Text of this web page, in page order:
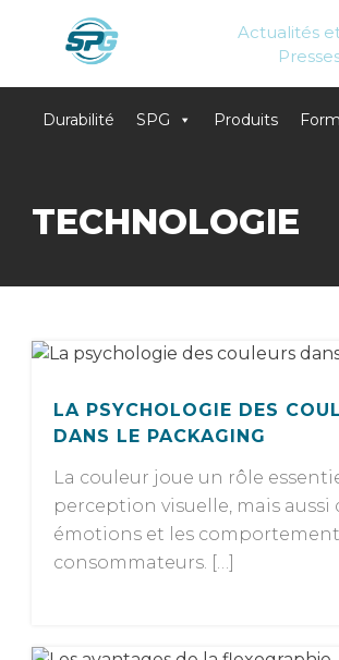
content
Actualités
Durabilité SPG Produits
TECHNOLOGIE
LA PSYCHOLOGIE DES
DANS LE PACKAGING
La couleur joue un rôle
perception visuelle, mais aussi
émotions et les
consommateurs. […]